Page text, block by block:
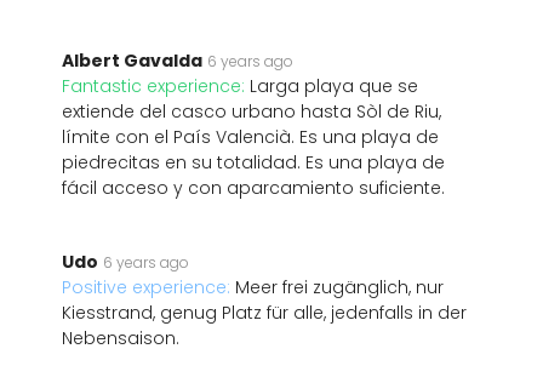
Albert Gavalda 6 years ago
Fantastic experience: Larga playa que se
extiende del casco urbano hasta Sòl de Riu,
límite con el País Valencià. Es una playa de
piedrecitas en su totalidad. Es una playa de
fácil acceso y con aparcamiento suficiente.
Udo 6 years ago
Positive experience: Meer frei zugänglich, nur
Kiesstrand, genug Platz für alle, jedenfalls in der
Nebensaison.